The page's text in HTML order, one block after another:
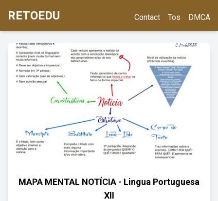
RETOEDU Contact Tos DMCA
MAPA MENTAL NOTÍCIA - Lingua Portuguesa
XII